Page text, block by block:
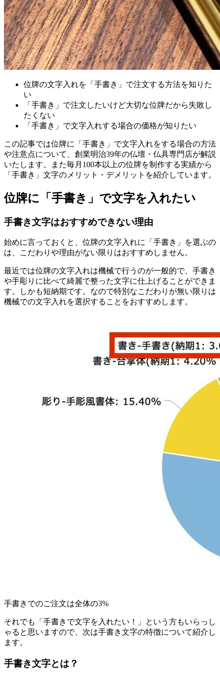
位牌の文字入れを「手書き」で注文する方法を知りた
い
「手書き」で注文したいけど大切な位牌だから失敗し
たくない
「手書き」で文字入れする場合の価格が知りたい
この記事では位牌に「手書き」で文字入れをする場合の方法
や注意点について、創業明治39年の仏壇・仏具専門店が解説
いたします。また毎月100本以上の位牌を制作する実績から
「手書き」文字のメリット・デメリットを紹介しています。
位牌に「手書き」で文字を入れたい
手書き文字はおすすめできない理由
始めに言っておくと、位牌の文字入れに「手書き」を選ぶの
は、こだわりや理由がない限りはおすすめしません。
最近では位牌の文字入れは機械で行うのが一般的で、手書き
や手彫りに比べて綺麗で整った文字に仕上げることができま
す。しかも短納期です。なので特別なこだわりが無い限りは
機械での文字入れを選択することをおすすめします。
手書きでのご注文は全体の3%
それでも「手書きで文字を入れたい！」という方もいらっし
ゃると思いますので、次は手書き文字の特徴について紹介し
ます。
手書き文字とは？